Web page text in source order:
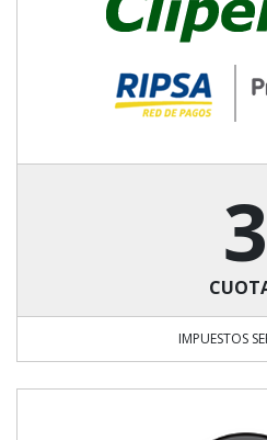
3
IMPUESTOS